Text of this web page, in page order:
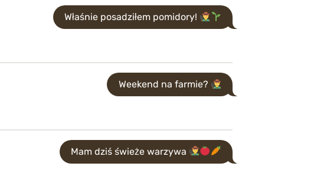
Właśnie posadziłem pomidory!
Weekend na farmie?
Mam dziś świeże warzywa